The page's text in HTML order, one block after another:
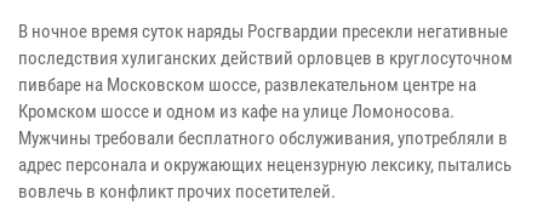
В ночное время суток наряды Росгвардии пресекли негативные
последствия хулиганских действий орловцев в круглосуточном
пивбаре на Московском шоссе, развлекательном центре на
Кромском шоссе и одном из кафе на улице Ломоносова.
Мужчины требовали бесплатного обслуживания, употребляли в
адрес персонала и окружающих нецензурную лексику, пытались
вовлечь в конфликт прочих посетителей.